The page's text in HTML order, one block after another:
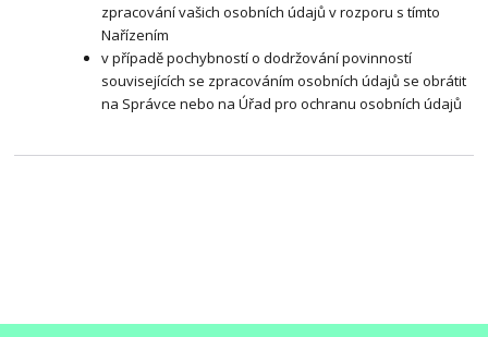
zpracování vašich osobních údajů v rozporu s tímto
Nařízením
v případě pochybností o dodržování povinností
souvisejících se zpracováním osobních údajů se obrátit
na Správce nebo na Úřad pro ochranu osobních údajů